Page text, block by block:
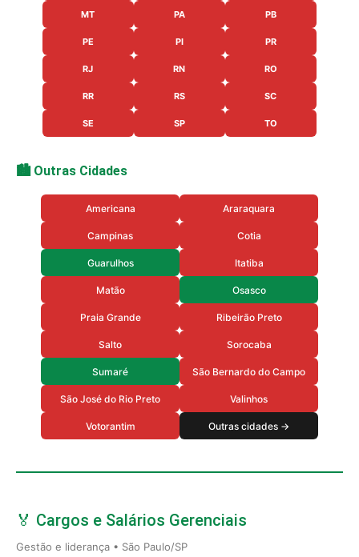
MT PA PB
PE PI PR
RJ RN RO
RR RS SC
SE SP TO
🏙️ Outras Cidades
Americana Araraquara
Campinas Cotia
Guarulhos Itatiba
Matão Osasco
Praia Grande Ribeirão Preto
Salto Sorocaba
Sumaré São Bernardo do Campo
São José do Rio Preto Valinhos
Votorantim Outras cidades →
🏅 Cargos e Salários Gerenciais
Gestão e liderança • São Paulo/SP